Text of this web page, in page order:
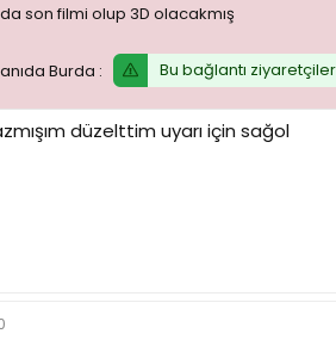
son filmi olup 3D olacakmış
Burda : Bu bağlantı
düzelttim uyarı için sağol